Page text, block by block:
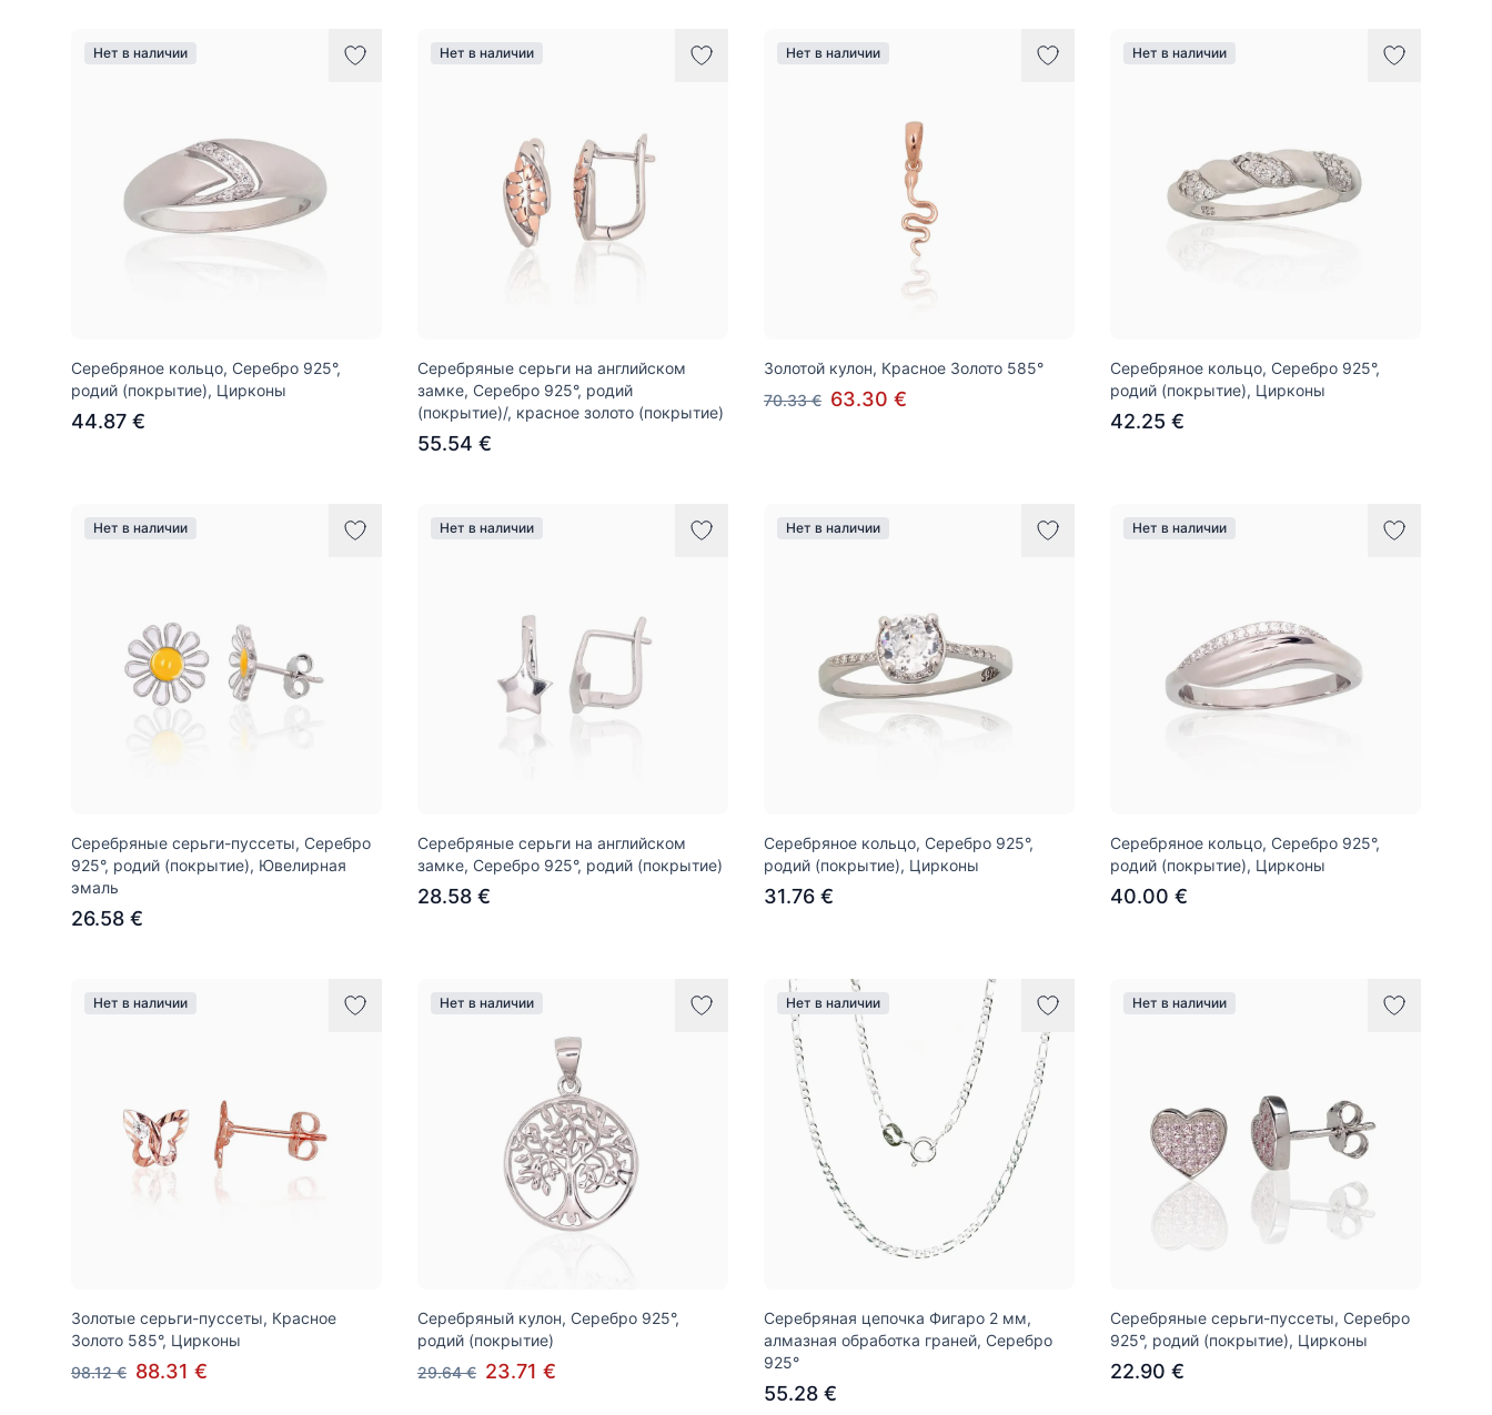
Нет в наличии
Серебряное кольцо, Серебро 925°,
родий (покрытие), Цирконы
44.87 €
Нет в наличии
Серебряные серьги на английском
замке, Серебро 925°, родий
(покрытие)/, красное золото (покрытие)
55.54 €
Нет в наличии
Золотой кулон, Красное Золото 585°
70.33 € 63.30 €
Нет в наличии
Серебряное кольцо, Серебро 925°,
родий (покрытие), Цирконы
42.25 €
Нет в наличии
Серебряные серьги-пуссеты, Серебро
925°, родий (покрытие), Ювелирная
эмаль
26.58 €
Нет в наличии
Серебряные серьги на английском
замке, Серебро 925°, родий (покрытие)
28.58 €
Нет в наличии
Серебряное кольцо, Серебро 925°,
родий (покрытие), Цирконы
31.76 €
Нет в наличии
Серебряное кольцо, Серебро 925°,
родий (покрытие), Цирконы
40.00 €
Нет в наличии
Золотые серьги-пуссеты, Красное
Золото 585°, Цирконы
98.12 € 88.31 €
Нет в наличии
Серебряный кулон, Серебро 925°,
родий (покрытие)
29.64 € 23.71 €
Нет в наличии
Серебряная цепочка Фигаро 2 мм,
алмазная обработка граней, Серебро
925°
55.28 €
Нет в наличии
Серебряные серьги-пуссеты, Серебро
925°, родий (покрытие), Цирконы
22.90 €